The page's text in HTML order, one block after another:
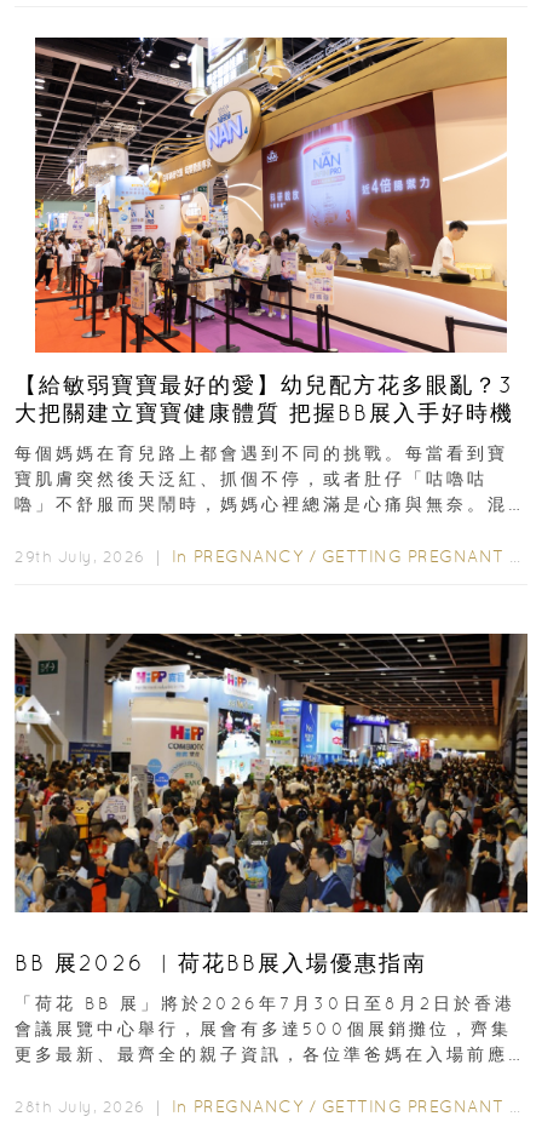
【給敏弱寶寶最好的愛】幼兒配方花多眼亂？3
大把關建立寶寶健康體質 把握BB展入手好時機
每個媽媽在育兒路上都會遇到不同的挑戰。每當看到寶
寶肌膚突然後天泛紅、抓個不停，或者肚仔「咕嚕咕
嚕」不舒服而哭鬧時，媽媽心裡總滿是心痛與無奈。混
29th July, 2026 ｜ In PREGNANCY / GETTING PREGNANT
BB 展2026 ︳荷花BB展入場優惠指南
「荷花 BB 展」將於2026年7月30日至8月2日於香港
會議展覽中心舉行，展會有多達500個展銷攤位，齊集
更多最新、最齊全的親子資訊，各位準爸媽在入場前應
28th July, 2026 ｜ In PREGNANCY / GETTING PREGNANT